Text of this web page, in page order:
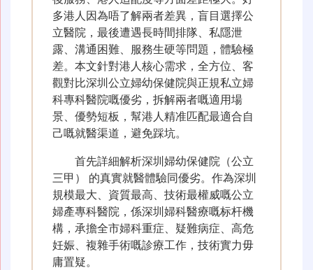
多港人因為唔了解兩者差異，盲目選擇公
立醫院，最後遭遇長時間排隊、私隱泄
露、溝通困難、服務生硬等問題，體驗極
差。本文針對港人核心需求，全方位、客
觀對比深圳公立婦幼保健院與正規私立婦
科專科醫院嘅優劣，拆解兩者嘅適用場
景、優勢短板，幫港人精准匹配最適合自
己嘅就醫渠道，避免踩坑。
首先詳細解析深圳婦幼保健院（公立
三甲） 的真實就醫體驗同優劣。作為深圳
規模最大、資質最高、技術最權威嘅公立
婦產專科醫院，係深圳婦科醫療嘅标杆機
構，承擔全市婦科重症、疑難病症、高危
妊娠、複雜手術嘅診療工作，技術實力毋
庸置疑。